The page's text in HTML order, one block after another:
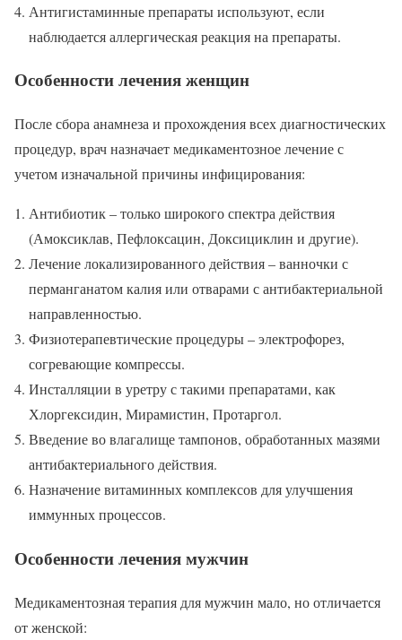
Антигистаминные препараты используют, если
наблюдается аллергическая реакция на препараты.
Особенности лечения женщин
После сбора анамнеза и прохождения всех диагностических
процедур, врач назначает медикаментозное лечение с
учетом изначальной причины инфицирования:
Антибиотик – только широкого спектра действия
(Амоксиклав, Пефлоксацин, Доксициклин и другие).
Лечение локализированного действия – ванночки с
перманганатом калия или отварами с антибактериальной
направленностью.
Физиотерапевтические процедуры – электрофорез,
согревающие компрессы.
Инсталляции в уретру с такими препаратами, как
Хлоргексидин, Мирамистин, Протаргол.
Введение во влагалище тампонов, обработанных мазями
антибактериального действия.
Назначение витаминных комплексов для улучшения
иммунных процессов.
Особенности лечения мужчин
Медикаментозная терапия для мужчин мало, но отличается
от женской: